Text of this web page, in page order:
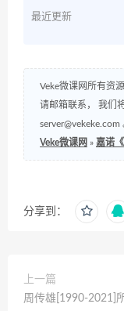
最近更新
Veke微课网所有资
请邮箱联系， 我们
server@vekeke.com
Veke微课网 » 嘉诺
分享到：
上一篇
周传雄[1990-2021]